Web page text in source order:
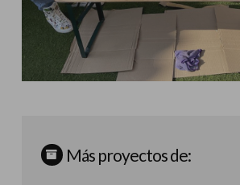
Más proyectos de: